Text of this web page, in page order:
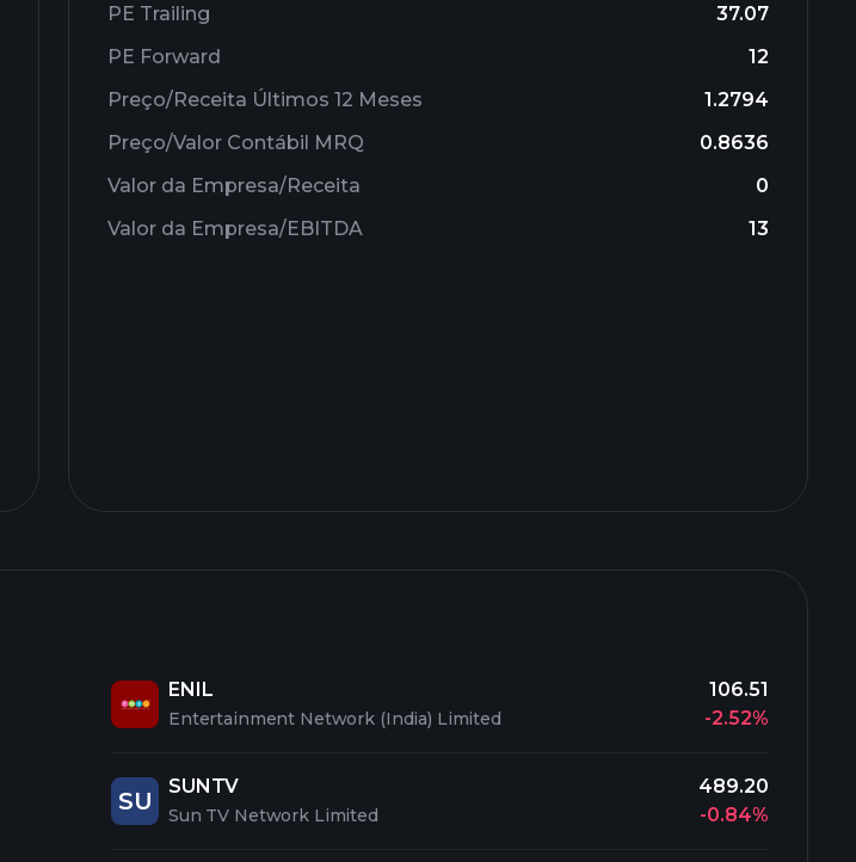
PE Trailing
37.07
PE Forward
12
Preço/Receita Últimos 12 Meses
1.2794
Preço/Valor Contábil MRQ
0.8636
Valor da Empresa/Receita
0
Valor da Empresa/EBITDA
13
ENIL
Entertainment Network (India) Limited
106.51
-2.52%
SU
SUNTV
Sun TV Network Limited
489.20
-0.84%